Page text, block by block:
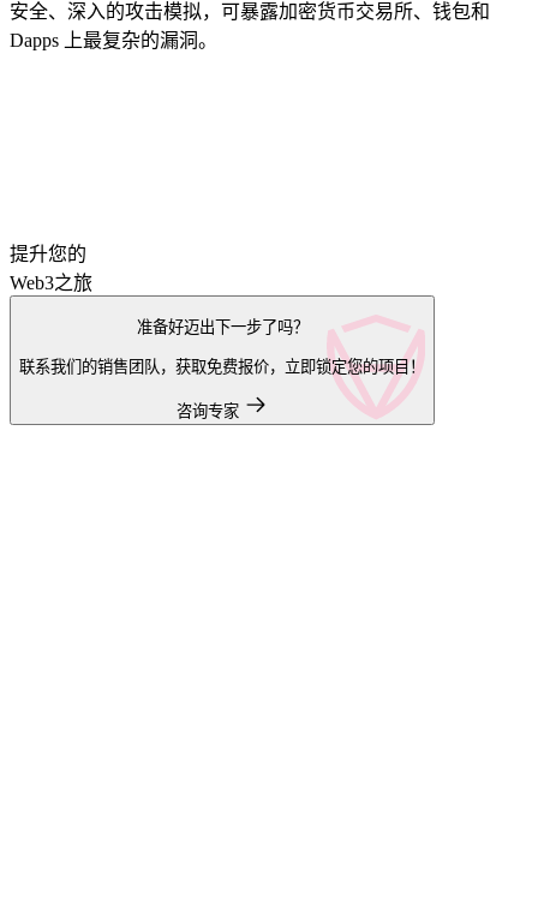
安全、深入的攻击模拟，可暴露加密货币交易所、钱包和
Dapps 上最复杂的漏洞。
提升您的
Web3之旅
准备好迈出下一步了吗？
联系我们的销售团队，获取免费报价，立即锁定您的项目！
咨询专家